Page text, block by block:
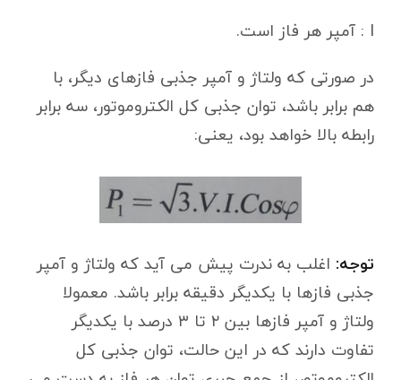
I : آمپر هر فاز است.
در صورتی که ولتاژ و آمپر جذبی فازهای دیگر، با
هم برابر باشد، توان جذبی کل الکتروموتور، سه برابر
رابطه بالا خواهد بود، یعنی:
توجه: اغلب به ندرت پیش می آید که ولتاژ و آمپر
جذبی فازها با یکدیگر دقیقه برابر باشد. معمولا
ولتاژ و آمپر فازها بین ۲ تا ۳ درصد با یکدیگر
تفاوت دارند که در این حالت، توان جذبی کل